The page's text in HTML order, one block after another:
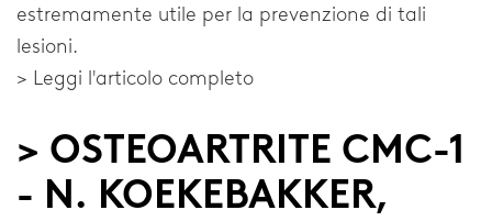
estremamente utile per la prevenzione di tali
lesioni.
> Leggi l'articolo completo
> OSTEOARTRITE CMC-1
- N. KOEKEBAKKER,